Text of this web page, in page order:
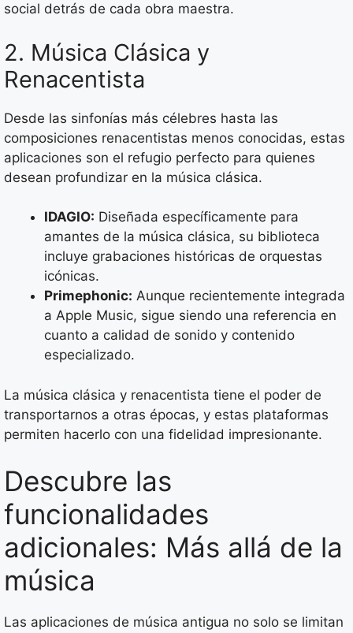
social detrás de cada obra maestra.
2. Música Clásica y
Renacentista
Desde las sinfonías más célebres hasta las
composiciones renacentistas menos conocidas, estas
aplicaciones son el refugio perfecto para quienes
desean profundizar en la música clásica.
IDAGIO: Diseñada específicamente para
amantes de la música clásica, su biblioteca
incluye grabaciones históricas de orquestas
icónicas.
Primephonic: Aunque recientemente integrada
a Apple Music, sigue siendo una referencia en
cuanto a calidad de sonido y contenido
especializado.
La música clásica y renacentista tiene el poder de
transportarnos a otras épocas, y estas plataformas
permiten hacerlo con una fidelidad impresionante.
Descubre las
funcionalidades
adicionales: Más allá de la
música
Las aplicaciones de música antigua no solo se limitan